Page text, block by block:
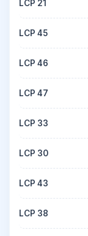
LCP 21
LCP 45
LCP 46
LCP 47
LCP 33
LCP 30
LCP 43
LCP 38